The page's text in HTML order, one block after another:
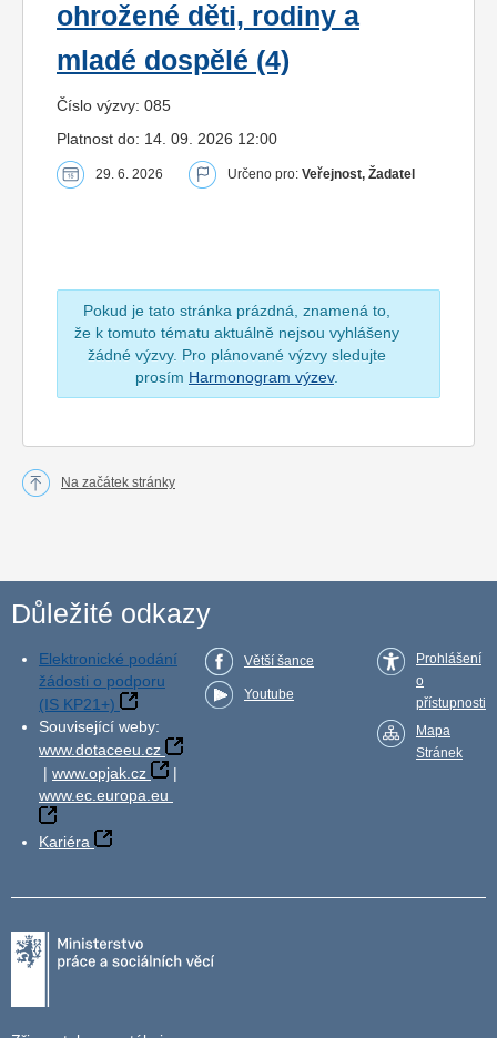
ohrožené děti, rodiny a
mladé dospělé (4)
Číslo výzvy: 085
Platnost do: 14. 09. 2026 12:00
29. 6. 2026 Určeno pro: Veřejnost, Žadatel
Pokud je tato stránka prázdná, znamená to,
že k tomuto tématu aktuálně nejsou vyhlášeny
žádné výzvy. Pro plánované výzvy sledujte
prosím Harmonogram výzev.
Na začátek stránky
Důležité odkazy
Elektronické podání
žádosti o podporu
(IS KP21+)
Související weby:
www.dotaceeu.cz
| www.opjak.cz
|
www.ec.europa.eu
Kariéra
Větší šance
Youtube
Prohlášení
o
přístupnosti
Mapa
Stránek